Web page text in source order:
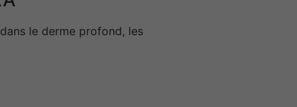
le derme profond, les